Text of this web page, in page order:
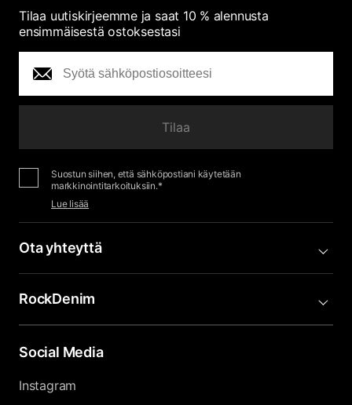
Tilaa uutiskirjeemme ja saat 10 % alennusta
ensimmäisestä ostoksestasi
Tilaa
Suostun siihen, että sähköpostiani käytetään
markkinointitarkoituksiin.*
Lue lisää
Ota yhteyttä
RockDenim
Social Media
Instagram